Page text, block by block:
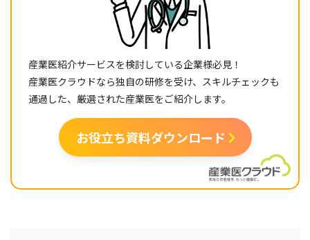
産業医紹介サービスを検討している企業様必見！
産業医クラウドなら独自の研修を受け、スキルチェックも
通過した、厳選された産業医をご紹介します。
お役立ち資料ダウンロード